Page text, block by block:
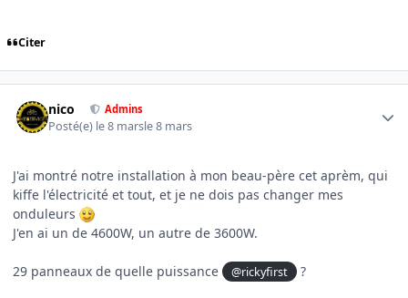
Citer
nico Admins
Posté(e) le 8 marsle 8 mars
J'ai montré notre installation à mon beau-père cet aprèm, qui
kiffe l'électricité et tout, et je ne dois pas changer mes
onduleurs
J'en ai un de 4600W, un autre de 3600W.
29 panneaux de quelle puissance @rickyfirst ?